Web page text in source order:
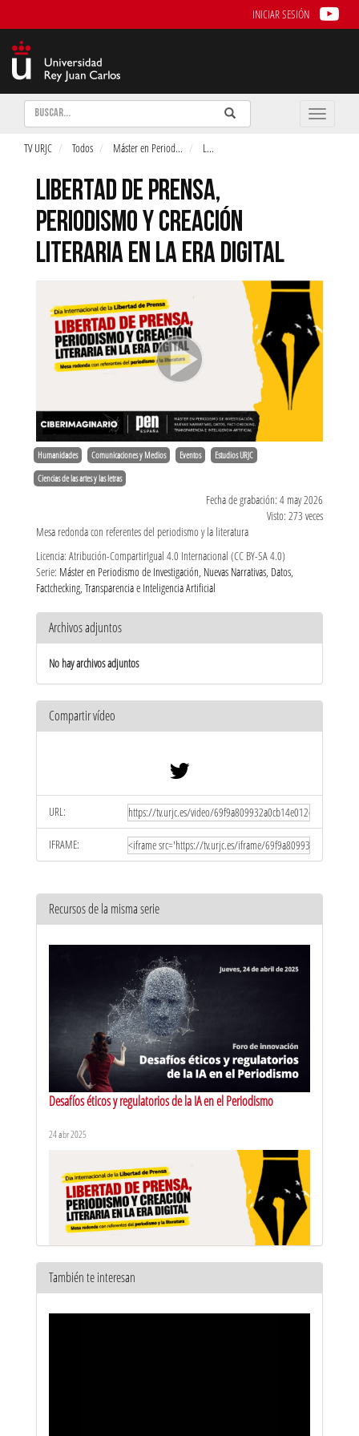
INICIAR SESIÓN
Buscar Enviar
Buscar
Toggle
TV URJC Todos Máster en Period... L...
LIBERTAD DE PRENSA,
PERIODISMO Y CREACIÓN
LITERARIA EN LA ERA DIGITAL
Humanidades Comunicaciones y Medios Eventos Estudios URJC
Ciencias de las artes y las letras
Fecha de grabación: 4 may 2026
Visto: 273 veces
Mesa redonda con referentes del periodismo y la literatura
Licencia: Atribución-CompartirIgual 4.0 Internacional (CC BY-SA 4.0)
Serie: Máster en Periodismo de Investigación, Nuevas Narrativas, Datos,
Factchecking, Transparencia e Inteligencia Artificial
Archivos adjuntos
No hay archivos adjuntos
Compartir vídeo
URL:
IFRAME:
Recursos de la misma serie
Desafíos éticos y regulatorios de la IA en el Periodismo
24 abr 2025
También te interesan